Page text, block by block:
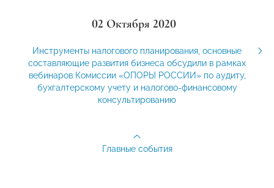
02 Октября 2020
Инструменты налогового планирования, основные
составляющие развития бизнеса обсудили в рамках
вебинаров Комиссии «ОПОРЫ РОССИИ» по аудиту,
бухгалтерскому учету и налогово-финансовому
консультированию
Главные события